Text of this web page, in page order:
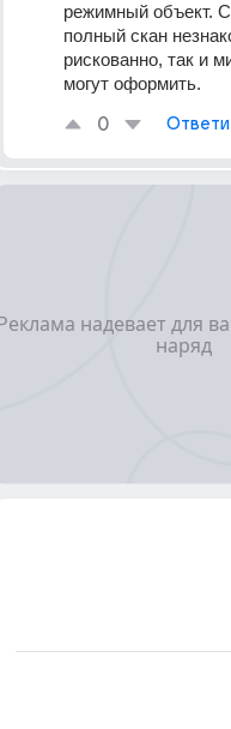
режимный объект.
полный скан
рискованно, так и
могут оформить.
0